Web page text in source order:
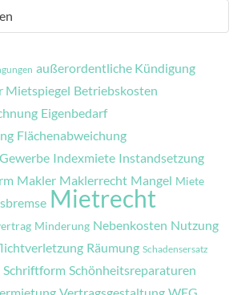
außerordentliche Kündigung
Mietspiegel Betriebskosten
Eigenbedarf
Flächenabweichung
Gewerbe Indexmiete Instandsetzung
Makler Maklerrecht Mangel Miete
Mietrecht
Minderung Nebenkosten Nutzung
Räumung Schadensersatz
Schriftform Schönheitsreparaturen